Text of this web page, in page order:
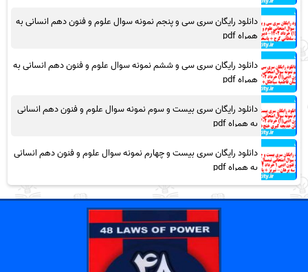
دانلود رایگان سری سی و پنجم نمونه سوال علوم و فنون دهم انسانی به
همراه pdf
دانلود رایگان سری سی و ششم نمونه سوال علوم و فنون دهم انسانی به
همراه pdf
دانلود رایگان سری بیست و سوم نمونه سوال علوم و فنون دهم انسانی
به همراه pdf
دانلود رایگان سری بیست و چهارم نمونه سوال علوم و فنون دهم انسانی
به همراه pdf